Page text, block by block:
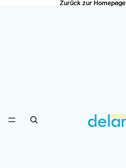
Zurück zur Homepage
Zurück zur Homepage